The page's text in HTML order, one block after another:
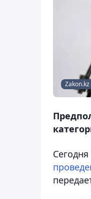
Zakon.kz